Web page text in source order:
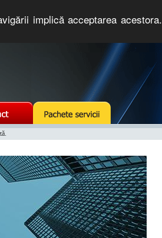
implică acceptarea acestora.